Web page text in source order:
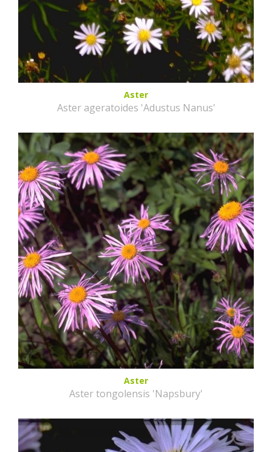
Aster
Aster ageratoides 'Adustus Nanus'
Aster
Aster tongolensis 'Napsbury'